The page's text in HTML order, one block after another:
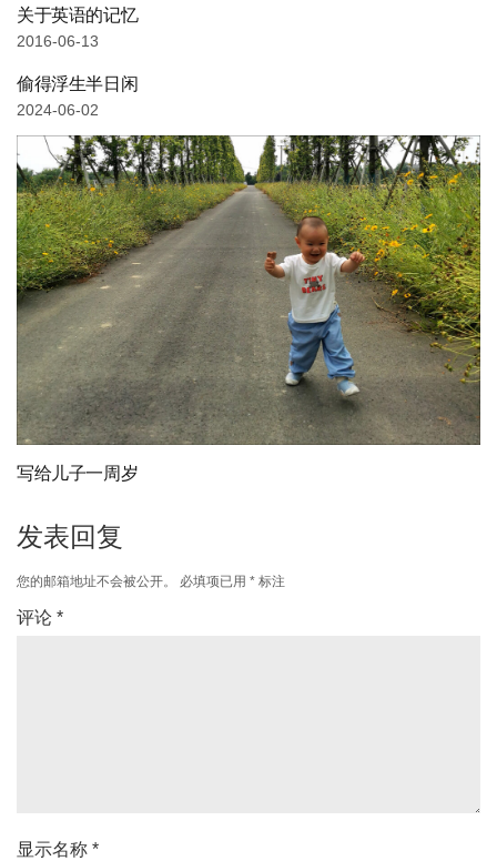
关于英语的记忆
2016-06-13
偷得浮生半日闲
2024-06-02
写给儿子一周岁
发表回复
您的邮箱地址不会被公开。 必填项已用 * 标注
评论 *
显示名称 *